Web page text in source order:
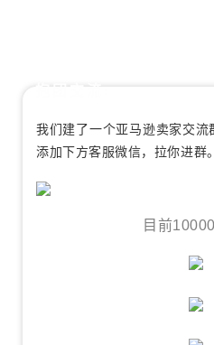
我们建了一个亚马逊卖家交流
添加下方客服微信，拉你进群。
目前100000+人